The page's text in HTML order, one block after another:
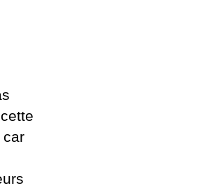
car